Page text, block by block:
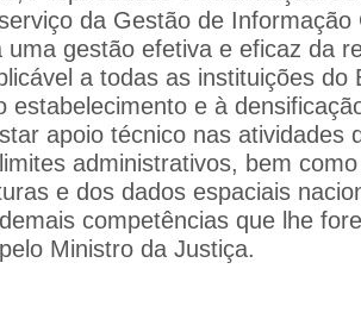
da Gestão de Informação
uma gestão efetiva e eficaz da
a todas as instituições do
estabelecimento e à
apoio técnico nas atividades
administrativos, bem
e dos dados espaciais
competências que lhe
Ministro da Justiça.